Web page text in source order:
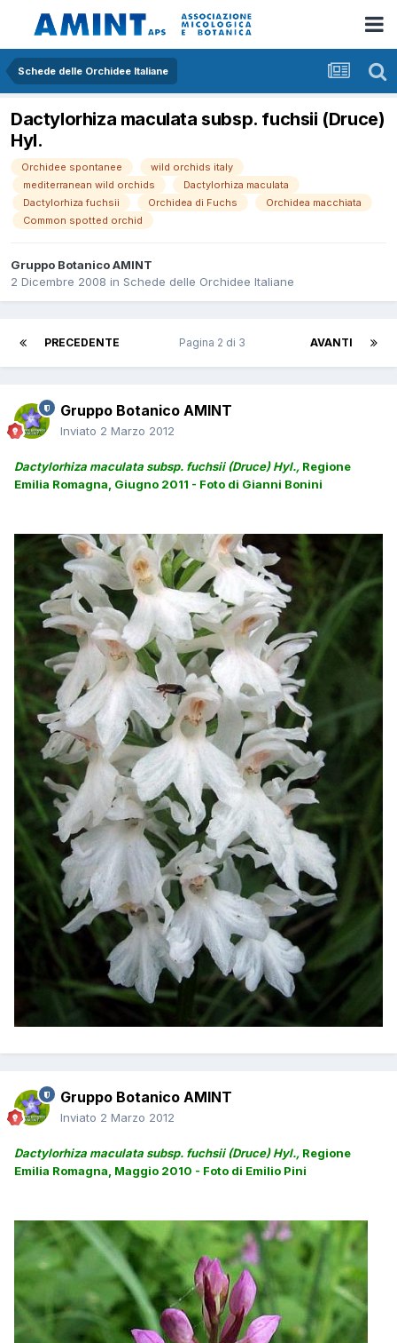
Schede delle Orchidee Italiane
Dactylorhiza maculata subsp. fuchsii (Druce)
Hyl.
Orchidee spontanee
wild orchids italy
mediterranean wild orchids
Dactylorhiza maculata
Dactylorhiza fuchsii
Orchidea di Fuchs
Orchidea macchiata
Common spotted orchid
Gruppo Botanico AMINT
2 Dicembre 2008 in Schede delle Orchidee Italiane
PRECEDENTE AVANTI
Pagina 2 di 3
Gruppo Botanico AMINT
Inviato 2 Marzo 2012
Dactylorhiza maculata subsp. fuchsii (Druce) Hyl., Regione
Emilia Romagna, Giugno 2011 - Foto di Gianni Bonini
Gruppo Botanico AMINT
Inviato 2 Marzo 2012
Dactylorhiza maculata subsp. fuchsii (Druce) Hyl., Regione
Emilia Romagna, Maggio 2010 - Foto di Emilio Pini